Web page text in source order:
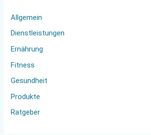
a
c
h
:
Allgemein
Dienstleistungen
Ernährung
Fitness
Gesundheit
Produkte
Ratgeber